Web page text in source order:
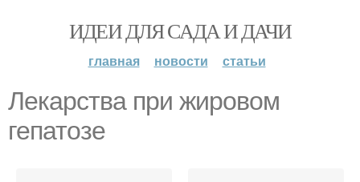
ИДЕИ ДЛЯ САДА И ДАЧИ
главная новости статьи
Лекарства при жировом
гепатозе